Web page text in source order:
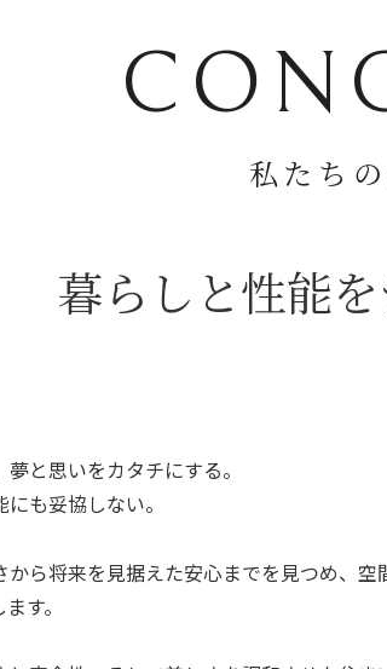
私たち
暮らしと性能
と思いをカタチにする。
も妥協しない。
ら将来を見据えた安心までを見つめ、空
す。